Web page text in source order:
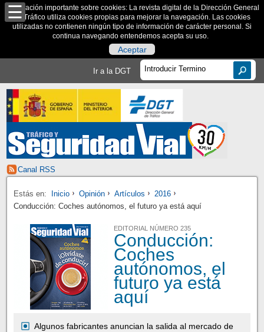
Información importante sobre cookies: La revista digital de la Dirección General
de Tráfico utiliza cookies propias para mejorar la navegación. Las cookies
utilizadas no contienen ningún tipo de información de carácter personal. Si
continua navegando entendemos acepta su uso.
Aceptar
Ir a la DGT
Canal RSS
Estás en: Inicio Opinión Artículos
2016
Conducción: Coches autónomos, el futuro ya está aquí
EDITORIAL NÚMERO 235
Conducción:
Coches
autónomos, el
futuro ya está
aquí
Algunos fabricantes anuncian la salida al mercado de